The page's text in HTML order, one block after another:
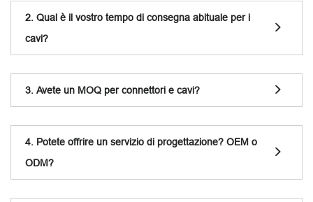
2. Qual è il vostro tempo di consegna abituale per i
cavi?
3. Avete un MOQ per connettori e cavi?
4. Potete offrire un servizio di progettazione? OEM o
ODM?